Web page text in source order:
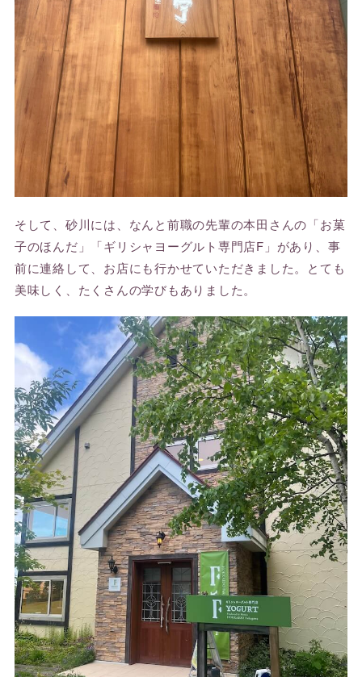
そして、砂川には、なんと前職の先輩の本田さんの「お菓
子のほんだ」「ギリシャヨーグルト専門店F」があり、事
前に連絡して、お店にも行かせていただきました。とても
美味しく、たくさんの学びもありました。